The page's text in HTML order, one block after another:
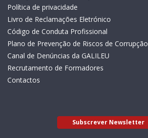
Política de privacidade
Livro de Reclamações Eletrónico
Código de Conduta Profissional
Plano de Prevenção de Riscos de Corrupção
Canal de Denúncias da GALILEU
Recrutamento de Formadores
Contactos
Subscrever Newsletter